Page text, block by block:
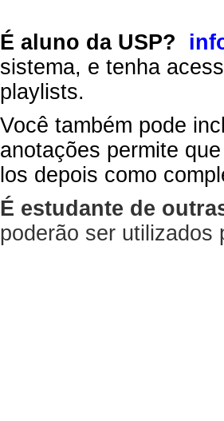
É aluno da USP?
sistema, e tenha
playlists.
Você também pode
anotações permite
los depois como
É estudante de
poderão ser